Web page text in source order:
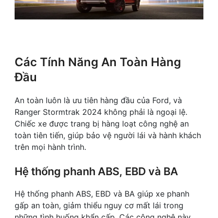
Các Tính Năng An Toàn Hàng
Đầu
An toàn luôn là ưu tiên hàng đầu của Ford, và
Ranger Stormtrak 2024 không phải là ngoại lệ.
Chiếc xe được trang bị hàng loạt công nghệ an
toàn tiên tiến, giúp bảo vệ người lái và hành khách
trên mọi hành trình.
Hệ thống phanh ABS, EBD và BA
Hệ thống phanh ABS, EBD và BA giúp xe phanh
gấp an toàn, giảm thiểu nguy cơ mất lái trong